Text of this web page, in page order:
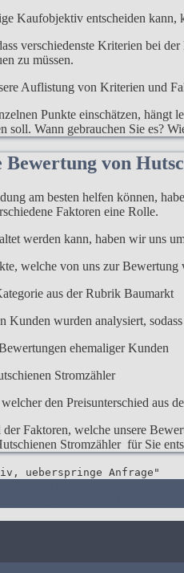
Kaufobjektiv entscheiden kann,
verschiedenste Kriterien bei
zu müssen.
Auflistung von Kriterien und
Punkte einschätzen, hängt
soll. Wann gebrauchen Sie es?
von
am besten helfen können,
Faktoren eine Rolle.
werden kann, haben wir uns
welche von uns zur
aus der Rubrik Baumarkt
Kunden wurden analysiert,
ehemaliger Kunden
Stromzähler
den Preisunterschied aus
Faktoren, welche unsere
Stromzähler für Sie
ueberspringe Anfrage"